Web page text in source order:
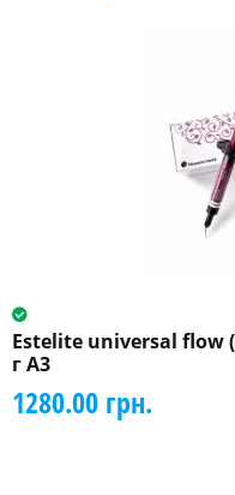
Estelite universal flow
г A3
1280.00 грн.